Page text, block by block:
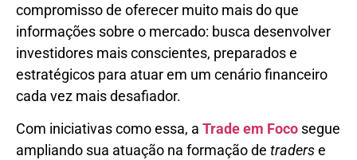
compromisso de oferecer muito mais do que
informações sobre o mercado: busca desenvolver
investidores mais conscientes, preparados e
estratégicos para atuar em um cenário financeiro
cada vez mais desafiador.
Com iniciativas como essa, a Trade em Foco segue
ampliando sua atuação na formação de traderse